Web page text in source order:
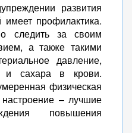
развития
профилактика.
следить за своим
а также такими
давление,
и сахара в крови.
физическая
– лучшие
повышения